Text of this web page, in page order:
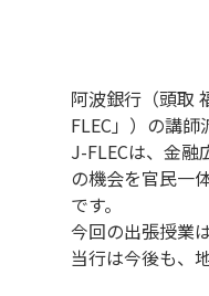
阿波銀行（頭取
FLEC」）の講
J-FLECは、金
の機会を官民一
です。
今回の出張授業
当行は今後も、